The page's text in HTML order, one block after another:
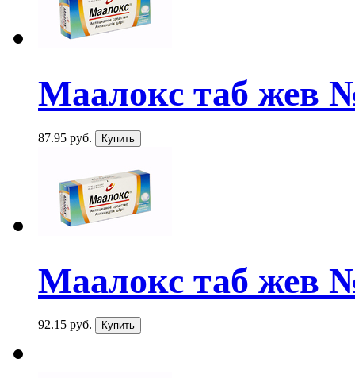
Маалокс таб жев
87.95 руб.
Маалокс таб жев
92.15 руб.